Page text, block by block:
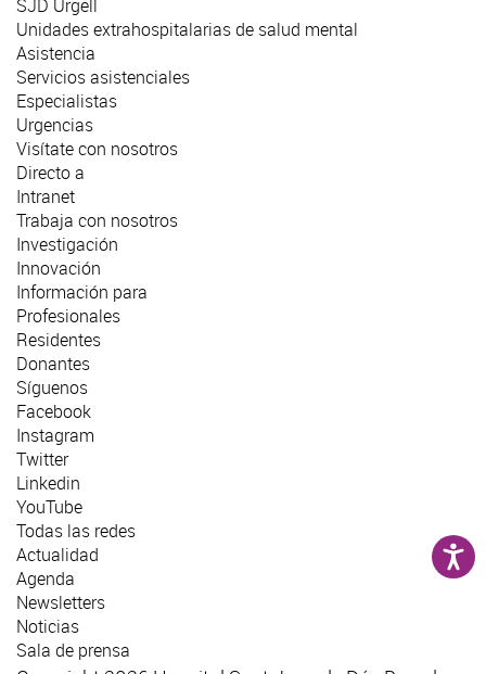
SJD Urgell
Unidades extrahospitalarias de salud mental
Asistencia
Servicios asistenciales
Especialistas
Urgencias
Visítate con nosotros
Directo a
Intranet
Trabaja con nosotros
Investigación
Innovación
Información para
Profesionales
Residentes
Donantes
Síguenos
Facebook
Instagram
Twitter
Linkedin
YouTube
Todas las redes
Actualidad
Agenda
Newsletters
Noticias
Sala de prensa